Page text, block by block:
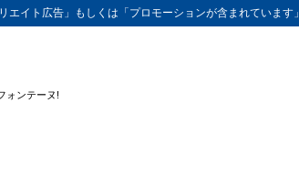
イト広告」もしくは「プロモーションが含まれています」
ォンテーヌ!